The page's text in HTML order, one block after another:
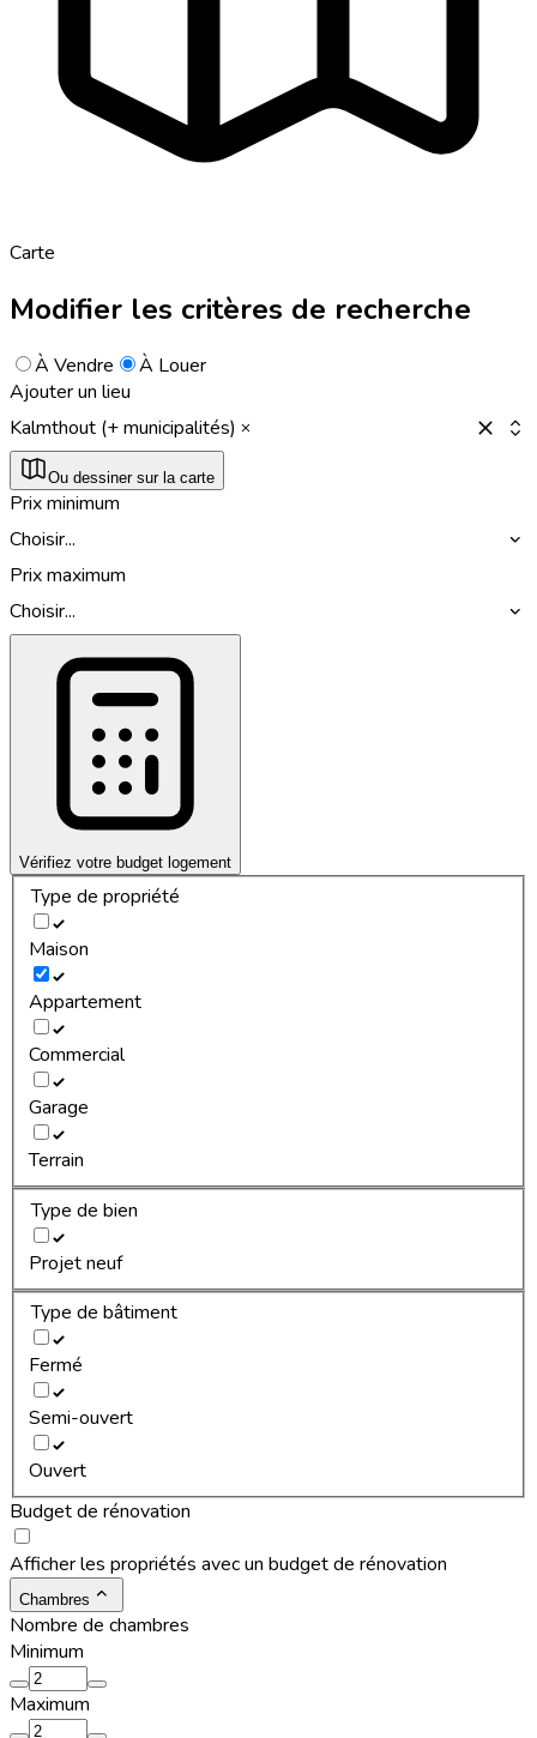
Carte
Modifier les critères de recherche
À Vendre
À Louer
Ajouter un lieu
Kalmthout (+ municipalités)
Ou dessiner sur la carte
Prix minimum
Choisir...
Prix maximum
Choisir...
Vérifiez votre budget logement
Type de propriété
Maison
Appartement
Commercial
Garage
Terrain
Type de bien
Projet neuf
Type de bâtiment
Fermé
Semi-ouvert
Ouvert
Budget de rénovation
Afficher les propriétés avec un budget de rénovation
Chambres
Nombre de chambres
Minimum
Maximum